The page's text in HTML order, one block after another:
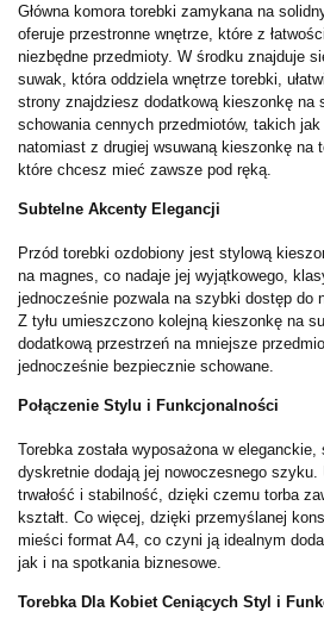
Główna komora torebki zamykana na
oferuje przestronne wnętrze, które z
niezbędne przedmioty. W środku znajduje
suwak, która oddziela wnętrze torebki,
strony znajdziesz dodatkową kieszonkę na
schowania cennych przedmiotów, takich
natomiast z drugiej wsuwaną kieszonkę na
które chcesz mieć zawsze pod ręką.
Subtelne Akcenty Elegancji
Przód torebki ozdobiony jest stylową
na magnes, co nadaje jej wyjątkowego,
jednocześnie pozwala na szybki dostęp do
Z tyłu umieszczono kolejną kieszonkę na
dodatkową przestrzeń na mniejsze
jednocześnie bezpiecznie schowane.
Połączenie Stylu i Funkcjonalności
Torebka została wyposażona w
dyskretnie dodają jej nowoczesnego szyku.
trwałość i stabilność, dzięki czemu torba
kształt. Co więcej, dzięki przemyślanej
mieści format A4, co czyni ją idealnym
jak i na spotkania biznesowe.
Torebka Dla Kobiet Ceniących Styl i